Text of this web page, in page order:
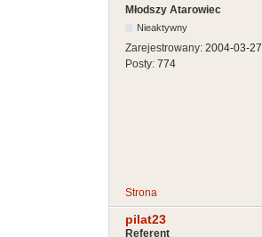
Młodszy Atarowiec
Nieaktywny
Zarejestrowany: 2004-03-27
Posty: 774
Strona
pilat23
Referent